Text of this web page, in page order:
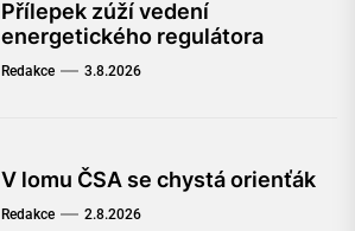
Přílepek zúží vedení
energetického regulátora
Redakce 3.8.2026
V lomu ČSA se chystá orienťák
Redakce 2.8.2026